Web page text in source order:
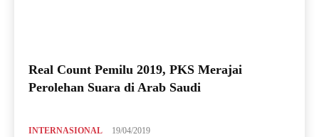
Real Count Pemilu 2019, PKS Merajai
Perolehan Suara di Arab Saudi
INTERNASIONAL 19/04/2019